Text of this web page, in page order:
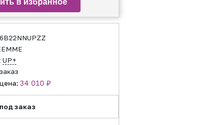
UP+
34 010 ₽
под заказ